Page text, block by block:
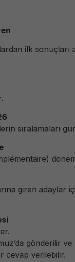
ilk sonuçları
sıralamaları
giren adaylar
gönderilir
cevap verilebilir.